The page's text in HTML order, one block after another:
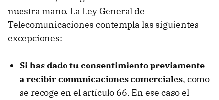
nuestra mano. La Ley General de
Telecomunicaciones contempla las siguientes
excepciones:
Si has dado tu consentimiento previamente
a recibir comunicaciones comerciales, como
se recoge en el artículo 66. En ese caso el